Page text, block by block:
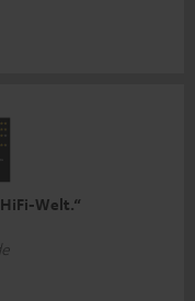
Welt.“